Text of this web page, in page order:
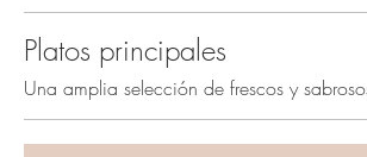
Platos principales
Una amplia selección de frescos y